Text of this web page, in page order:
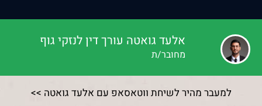
אלעד גואטה עורך דין לנזקי גוף
מחובר/ת
למעבר מהיר לשיחת ווטאסאפ עם אלעד גואטה >>